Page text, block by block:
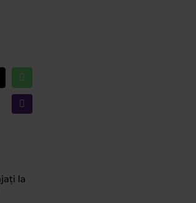
WhatsApp
Email